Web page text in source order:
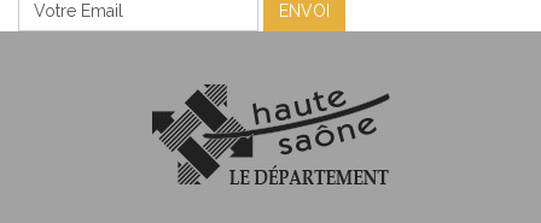
ENVOI